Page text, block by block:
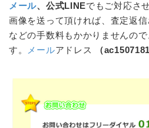
メール、公式LINEでもご対応さ
画像を送って頂ければ、査定返
などの手数料もかかりませんの
す。
メールアドレス （